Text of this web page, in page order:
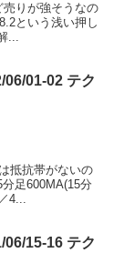
りが強そうなの
という浅い押し
...
06/01-02 テク
抵抗帯がないの
足600MA(15分
4...
06/15-16 テク